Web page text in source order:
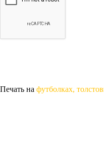
Печать на футболках,